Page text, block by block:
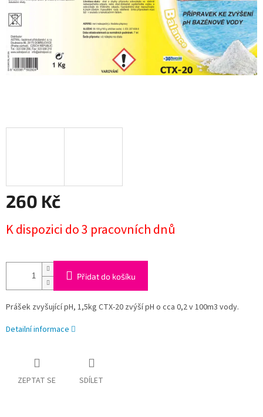
260 Kč
cena:
K dispozici do 3 pracovních dnů
Přidat do košíku
Prášek zvyšující pH, 1,5kg CTX-20 zvýší pH o cca 0,2 v 100m3 vody.
Detailní informace
ZEPTAT SE SDÍLET